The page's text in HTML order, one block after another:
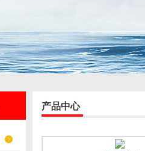
产品中心